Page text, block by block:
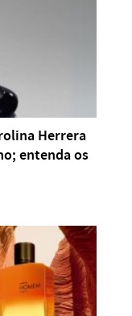
Herrera
entenda os